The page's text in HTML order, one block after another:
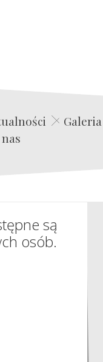
Edwin Film Agencja Aktorska
Galeria
są
osób.